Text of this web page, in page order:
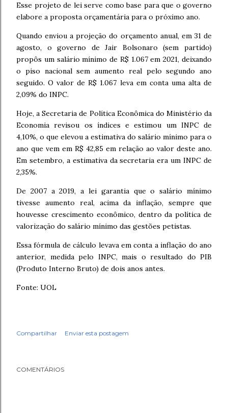
Esse projeto de lei serve como base para que o governo
elabore a proposta orçamentária para o próximo ano.
Quando enviou a projeção do orçamento anual, em 31 de
agosto, o governo de Jair Bolsonaro (sem partido)
propôs um salário mínimo de R$ 1.067 em 2021, deixando
o piso nacional sem aumento real pelo segundo ano
seguido. O valor de R$ 1.067 leva em conta uma alta de
2,09% do INPC.
Hoje, a Secretaria de Política Econômica do Ministério da
Economia revisou os índices e estimou um INPC de
4,10%, o que elevou a estimativa do salário mínimo para o
ano que vem em R$ 42,85 em relação ao valor deste ano.
Em setembro, a estimativa da secretaria era um INPC de
2,35%.
De 2007 a 2019, a lei garantia que o salário mínimo
tivesse aumento real, acima da inflação, sempre que
houvesse crescimento econômico, dentro da política de
valorização do salário mínimo das gestões petistas.
Essa fórmula de cálculo levava em conta a inflação do ano
anterior, medida pelo INPC, mais o resultado do PIB
(Produto Interno Bruto) de dois anos antes.
Fonte: UOL
Compartilhar Enviar esta postagem
COMENTÁRIOS